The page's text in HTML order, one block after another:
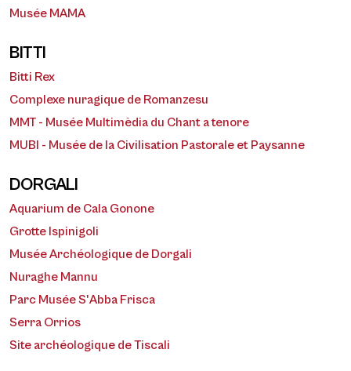
Musée MAMA
BITTI
Bitti Rex
Complexe nuragique de Romanzesu
MMT - Musée Multimèdia du Chant a tenore
MUBI - Musée de la Civilisation Pastorale et Paysanne
DORGALI
Aquarium de Cala Gonone
Grotte Ispinigoli
Musée Archéologique de Dorgali
Nuraghe Mannu
Parc Musée S'Abba Frisca
Serra Orrios
Site archéologique de Tiscali